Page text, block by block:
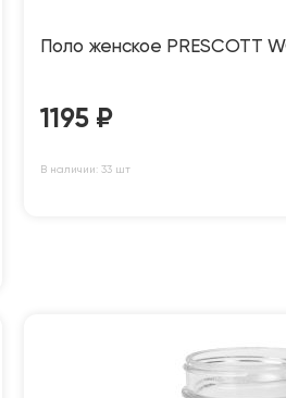
Поло женское PRESCOTT
1195 ₽
В наличии: 33 шт